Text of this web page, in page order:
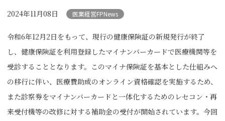
2024年11月08日 医業経営FPNews
令和6年12月2日をもって、現行の健康保険証の新規発行が終了
し、健康保険証を利用登録したマイナンバーカードで医療機関等を
受診することとなります。このマイナ保険証を基本とした仕組みへ
の移行に伴い、医療費助成のオンライン資格確認を実施するため、
また診察券をマイナンバーカードと一体化するためのレセコン・再
来受付機等の改修に対する補助金の受付が開始されています。今回